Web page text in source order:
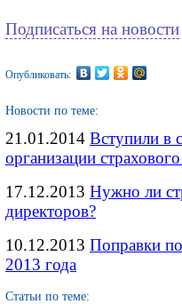
Подписаться на новости
Опубликовать:
Новости по теме:
21.01.2014 Вступили в
организации
17.12.2013 Нужно ли
директоров?
10.12.2013 Поправки
2013 года
Статьи по теме: